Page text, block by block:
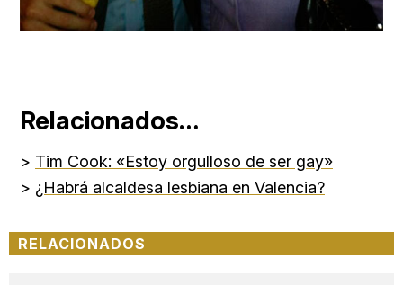
Relacionados…
> Tim Cook: «Estoy orgulloso de ser gay»
> ¿Habrá alcaldesa lesbiana en Valencia?
RELACIONADOS